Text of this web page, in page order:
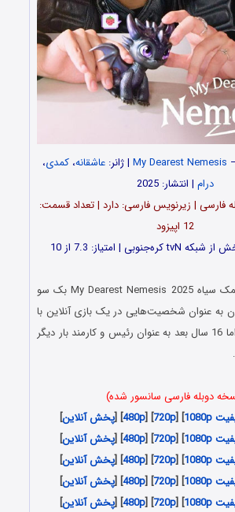
My Dearest Nemesis | ژانر:عاشقانه،کمدی،
درام | انتشار: 2025
فارسی | زیرنویس فارسی: دارد | تعداد قسمت‌‌‌:
12 اپیزود
در سریال اژدهای نمک سیاه My Dearest Nemesis 2025 بک سو
به عنوان شخصیت‌هایی در یک بازی آنلاین با
هم آشنا می‌شوند، اما 16 سال بعد به عنوان رئیس و کارمند بار دیگر
دوبله فارسی سانسور شده)
] [
720p
] [
480p
] [پخش آنلاین]
] [
720p
] [
480p
] [پخش آنلاین]
] [
720p
] [
480p
] [پخش آنلاین]
] [
720p
] [
480p
] [پخش آنلاین]
] [
720p
] [
480p
] [پخش آنلاین]